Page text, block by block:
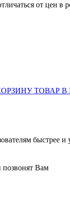
от цен в
ТОВАР В
быстрее
Вам